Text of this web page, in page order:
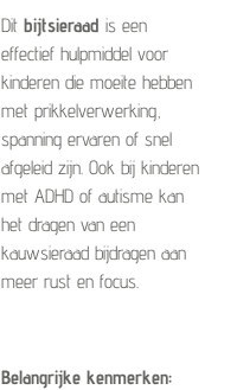
Dit bijtsieraad is een
effectief hulpmiddel voor
kinderen die moeite hebben
met prikkelverwerking,
spanning ervaren of snel
afgeleid zijn. Ook bij kinderen
met ADHD of autisme kan
het dragen van een
kauwsieraad bijdragen aan
meer rust en focus.
Belangrijke kenmerken: